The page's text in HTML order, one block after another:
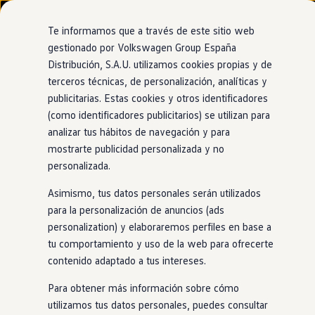
Ir
directamente
al contenido
Ir
directamente
al pie de
página
Nuevo ID. Cross
Vehículos Comerciales
Compra y ofertas
Volkswagen nuevo en stock
Volkswagen de ocasión
Financiación
My Renting
My Way
Seguros
Empresas
Autoescuelas
Eléctricos e híbridos
Más sobre híbridos
Plan Auto +
Etiquetas DGT
Simulador de autonomía, carga y ahorro
Carga y autonomía
Soluciones de carga
Tarifas de carga
Carga en casa
Modos de carga
Concesionario y taller oficial de Volkswagen
Vilamòbil Vilafranca del
Penedés
Te informamos que a través de este sitio web
gestionado por Volkswagen Group España
Distribución, S.A.U. utilizamos cookies propias y de
terceros técnicas, de personalización, analíticas y
publicitarias. Estas cookies y otros identificadores
(como identificadores publicitarios) se utilizan para
analizar tus hábitos de navegación y para
mostrarte publicidad personalizada y no
personalizada.
Asimismo, tus datos personales serán utilizados
para la personalización de anuncios (ads
personalization) y elaboraremos perfiles en base a
tu comportamiento y uso de la web para ofrecerte
contenido adaptado a tus intereses.
Para obtener más información sobre cómo
utilizamos tus datos personales, puedes consultar